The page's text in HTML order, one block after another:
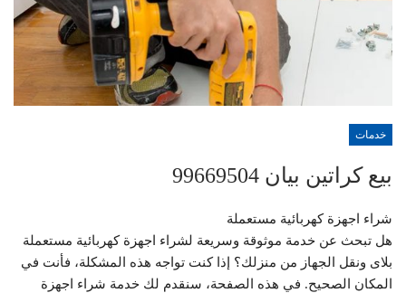
خدمات
بيع كراتين بيان 99669504
شراء اجهزة كهربائية مستعملة
هل تبحث عن خدمة موثوقة وسريعة لشراء اجهزة كهربائية مستعملة
بلاى ونقل الجهاز من منزلك؟ إذا كنت تواجه هذه المشكلة، فأنت في
المكان الصحيح. في هذه الصفحة، سنقدم لك خدمة شراء اجهزة